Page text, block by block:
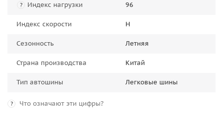
? Индекс нагрузки 96
Индекс скорости H
Сезонность Летняя
Страна производства Китай
Тип автошины Легковые шины
? Что означают эти цифры?